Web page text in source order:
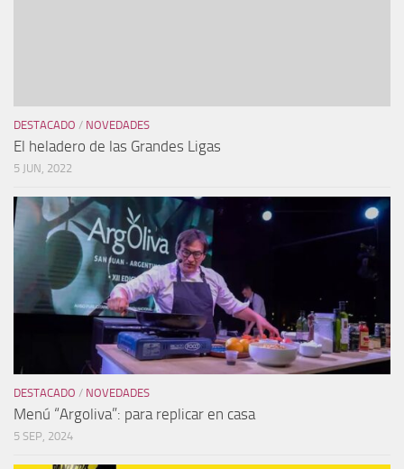
DESTACADO / NOVEDADES
El heladero de las Grandes Ligas
5 JUN, 2022
DESTACADO / NOVEDADES
Menú “Argoliva”: para replicar en casa
5 SEP, 2024